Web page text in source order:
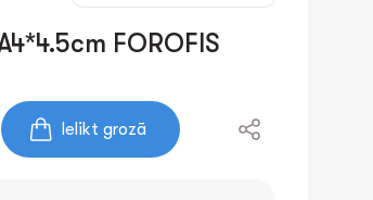
FOROFIS
Ielikt grozā